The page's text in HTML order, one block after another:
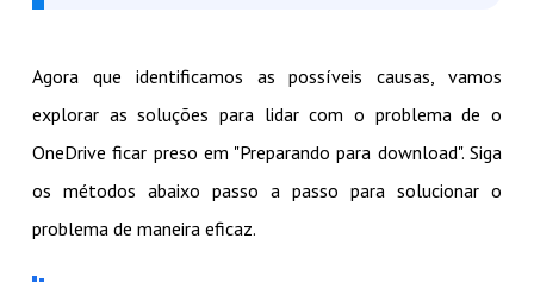
Agora que identificamos as possíveis causas, vamos
explorar as soluções para lidar com o problema de o
OneDrive ficar preso em "Preparando para download". Siga
os métodos abaixo passo a passo para solucionar o
problema de maneira eficaz.